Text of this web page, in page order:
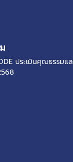
ประเมินคุณธรรมแล